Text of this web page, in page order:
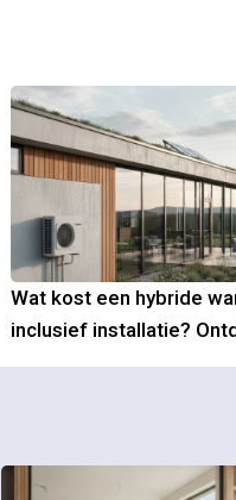
Wat kost een hybride
inclusief installatie?